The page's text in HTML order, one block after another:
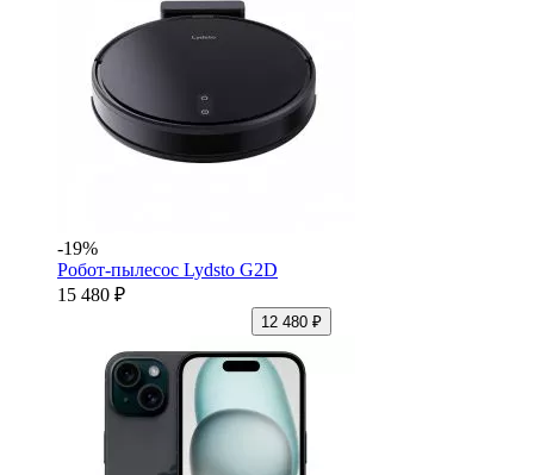
-19%
Робот-пылесос Lydsto G2D
15 480 ₽
12 480 ₽